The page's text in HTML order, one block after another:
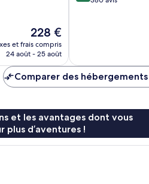
Le
nouveau
prix
de
228 €
228 €
et frais compris
24 août - 25 août
Comparer des
et les avantages dont vous
plus d’aventures !